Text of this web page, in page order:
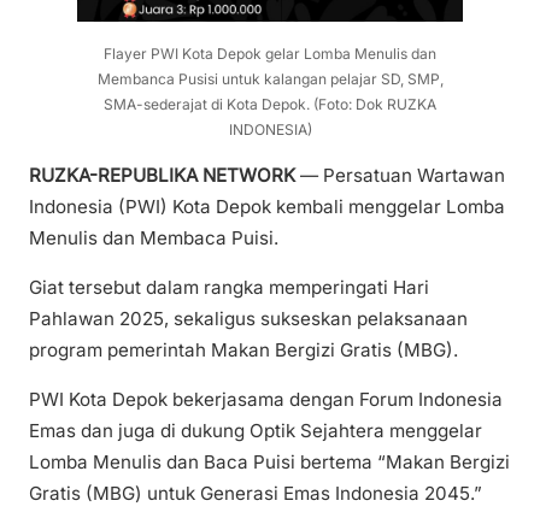
Flayer PWI Kota Depok gelar Lomba Menulis dan
Membanca Pusisi untuk kalangan pelajar SD, SMP,
SMA-sederajat di Kota Depok. (Foto: Dok RUZKA
INDONESIA)
RUZKA-REPUBLIKA NETWORK— Persatuan Wartawan
Indonesia (PWI) Kota Depok kembali menggelar Lomba
Menulis dan Membaca Puisi.
Giat tersebut dalam rangka memperingati Hari
Pahlawan 2025, sekaligus sukseskan pelaksanaan
program pemerintah Makan Bergizi Gratis (MBG).
PWI Kota Depok bekerjasama dengan Forum Indonesia
Emas dan juga di dukung Optik Sejahtera menggelar
Lomba Menulis dan Baca Puisi bertema “Makan Bergizi
Gratis (MBG) untuk Generasi Emas Indonesia 2045.”